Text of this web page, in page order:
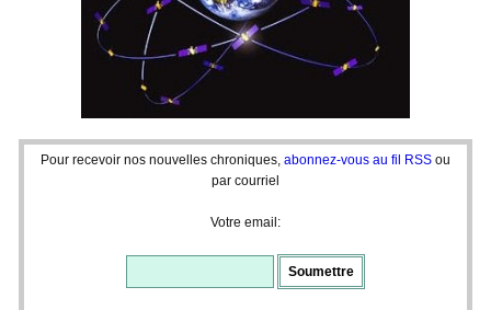
Pour recevoir nos nouvelles chroniques, abonnez-vous au fil RSS ou
par courriel
Votre email: